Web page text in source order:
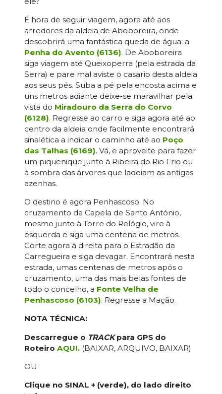
É hora de seguir viagem, agora até aos
arredores da aldeia de Aboboreira, onde
descobrirá uma fantástica queda de água: a
Penha do Avento (6136). De Aboboreira
siga viagem até Queixoperra (pela estrada da
Serra) e pare mal aviste o casario desta aldeia
aos seus pés. Suba a pé pela encosta acima e
uns metros adiante deixe-se maravilhar pela
vista do Miradouro da Serra do Corvo
(6128). Regresse ao carro e siga agora até ao
centro da aldeia onde facilmente encontrará
sinalética a indicar o caminho até ao Poço
das Talhas (6169). Vá, e aproveite para fazer
um piquenique junto à Ribeira do Rio Frio ou
à sombra das árvores que ladeiam as antigas
azenhas.
O destino é agora Penhascoso. No
cruzamento da Capela de Santo António,
mesmo junto à Torre do Relógio, vire à
esquerda e siga uma centena de metros.
Corte agora à direita para o Estradão da
Carregueira e siga devagar. Encontrará nesta
estrada, umas centenas de metros após o
cruzamento, uma das mais belas fontes de
todo o concelho, a Fonte Velha de
Penhascoso (6103). Regresse a Mação.
NOTA TÉCNICA:
Descarregue o TRACK para GPS do
Roteiro AQUI.(BAIXAR, ARQUIVO, BAIXAR)
OU
Clique no SINAL + (verde), do lado direito